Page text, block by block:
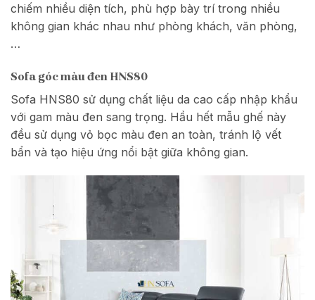
chiếm nhiều diện tích, phù hợp bày trí trong nhiều
không gian khác nhau như phòng khách, văn phòng,
…
Sofa góc màu đen HNS80
Sofa HNS80 sử dụng chất liệu da cao cấp nhập khẩu
với gam màu đen sang trọng. Hầu hết mẫu ghế này
đều sử dụng vỏ bọc màu đen an toàn, tránh lộ vết
bẩn và tạo hiệu ứng nổi bật giữa không gian.